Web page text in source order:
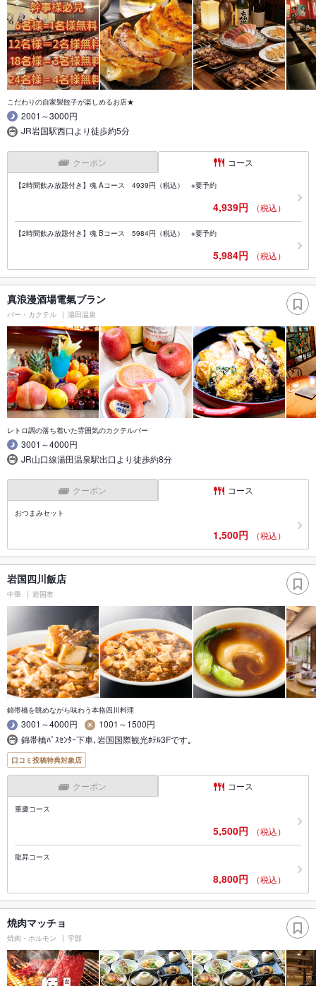
こだわりの自家製餃子が楽しめるお店★
2001～3000円
JR岩国駅西口より徒歩約5分
クーポン コース
【2時間飲み放題付き】魂 Aコース 4939円（税込） ※要予約
4,939円 （税込）
【2時間飲み放題付き】魂 Bコース 5984円（税込） ※要予約
5,984円 （税込）
真浪漫酒場電氣ブラン
バー・カクテル 湯田温泉
レトロ調の落ち着いた雰囲気のカクテルバー
3001～4000円
JR山口線湯田温泉駅出口より徒歩約8分
クーポン コース
おつまみセット
1,500円 （税込）
岩国四川飯店
中華 岩国市
錦帯橋を眺めながら味わう本格四川料理
3001～4000円
1001～1500円
錦帯橋ﾊﾞｽｾﾝﾀｰ下車､岩国国際観光ﾎﾃﾙ3Fです｡
口コミ投稿特典対象店
クーポン コース
重慶コース
5,500円 （税込）
龍昇コース
8,800円 （税込）
焼肉マッチョ
焼肉・ホルモン 宇部